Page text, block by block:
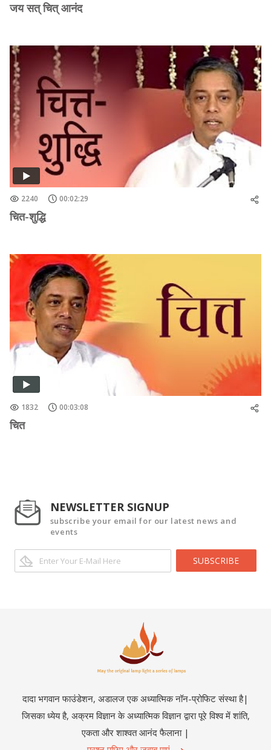
जय सत् चित् आनंद
2240 00:02:29
चित-शुद्धि
1832 00:03:08
चित
NEWSLETTER SIGNUP
subscribe your email for our latest news and
events
SUBSCRIBE
दादा भगवान फाउंडेशन, अडालज एक अध्यात्मिक नॉन-प्रोफिट संस्था है|
जिसका ध्येय है, अक्रम विज्ञान के अध्यात्मिक विज्ञान द्वारा पूरे विश्व में शांति,
एकता और शाश्वत आनंद फैलाना |